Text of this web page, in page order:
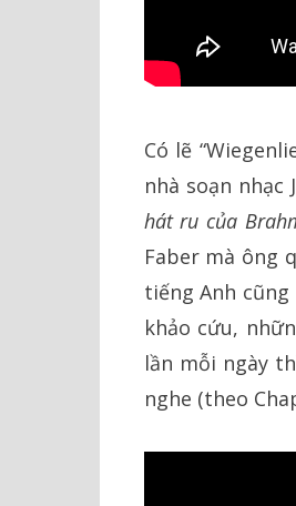
Có lẽ
nhà soạn
hát ru của
Faber mà ông
tiếng Anh
khảo cứu,
lần mỗi ngày
nghe (theo